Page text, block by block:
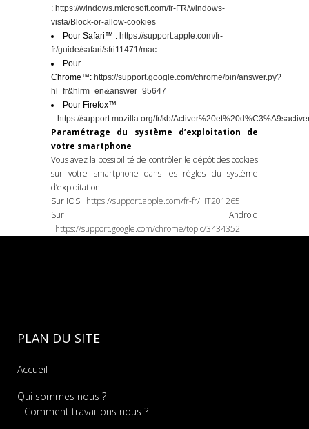
: https://windows.microsoft.com/fr-FR/windows-
vista/Block-or-allow-cookies
Pour Safari™ : https://support.apple.com/fr-
fr/guide/safari/sfri11471/mac
Pour
Chrome™: https://support.google.com/chrome/bin/answer.py?
hl=fr&hlrm=en&answer=95647
Pour Firefox™
: https://support.mozilla.org/fr/kb/
Paramétrage du système d’exploitation de
votre smartphone
Vous avez la possibilité de contrôler le dépôt des cookies
sur votre smartphone dans les règles du système
d’exploitation.
Sur iOS : https://support.apple.com/fr-fr/HT201265
Sur Android
: https://support.google.com/chrome/topic/3434352
PLAN DU SITE
Accueil
Qui sommes nous ?
Comment travaillons nous ?